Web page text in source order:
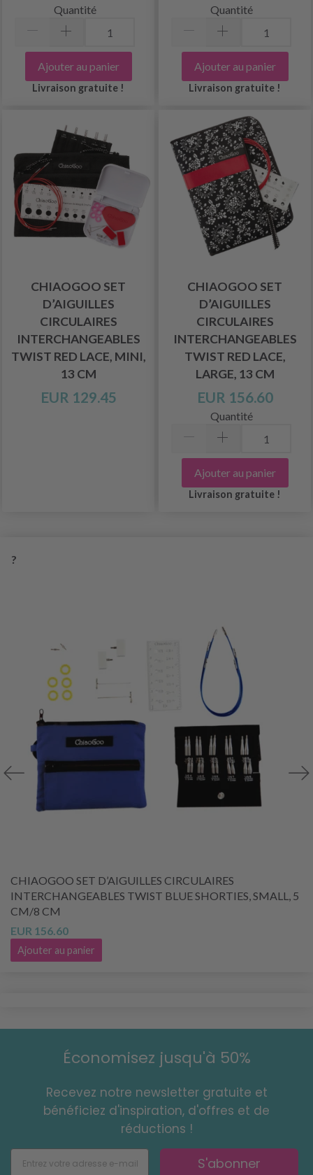
Quantité
Ajouter au panier
Livraison gratuite !
Quantité
Ajouter au panier
Livraison gratuite !
CHIAOGOO SET
D’AIGUILLES
CIRCULAIRES
INTERCHANGEABLES
TWIST RED LACE, MINI,
13 CM
EUR 129.45
CHIAOGOO SET
D’AIGUILLES
CIRCULAIRES
INTERCHANGEABLES
TWIST RED LACE,
LARGE, 13 CM
EUR 156.60
Quantité
Ajouter au panier
Livraison gratuite !
?
CHIAOGOO SET D’AIGUILLES CIRCULAIRES
INTERCHANGEABLES TWIST BLUE SHORTIES, SMALL, 5
CM/8 CM
EUR 156.60
Ajouter au panier
Économisez jusqu'à 50%
Recevez notre newsletter gratuite et
bénéficiez d'inspiration, d'offres et de
réductions !
S'abonner